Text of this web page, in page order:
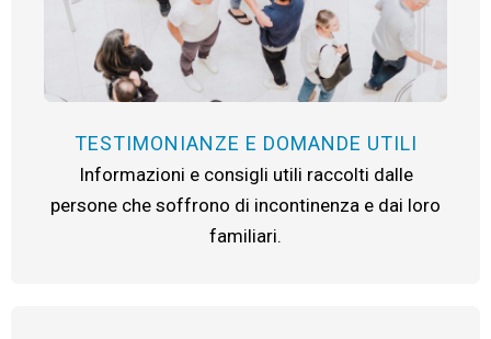
TESTIMONIANZE E DOMANDE UTILI
Informazioni e consigli utili raccolti dalle
persone che soffrono di incontinenza e dai loro
familiari.